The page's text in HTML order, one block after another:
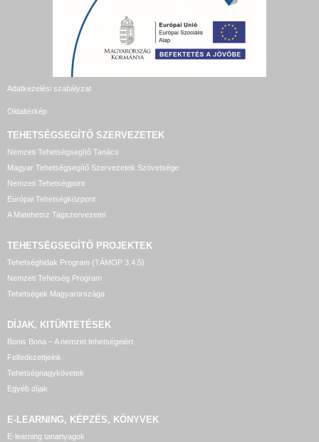
Adatkezelési szabályzat
Oldaltérkép
TEHETSÉGSEGÍTŐ SZERVEZETEK
Nemzeti Tehetségsegítő Tanács
Magyar Tehetségsegítő Szervezetek Szövetsége
Nemzeti Tehetségpont
Európai Tehetségközpont
A Matehetsz Tagszervezetei
TEHETSÉGSEGÍTŐ PROJEKTEK
Tehetséghidak Program (TÁMOP 3.4.5)
Nemzeti Tehetség Program
Tehetségek Magyarországa
DÍJAK, KITÜNTETÉSEK
Bonis Bona – A nemzet tehetségeiért
Felfedezettjeink
Tehetségnagykövetek
Egyéb díjak
E-LEARNING, KÉPZÉS, KÖNYVEK
E-learning tananyagok